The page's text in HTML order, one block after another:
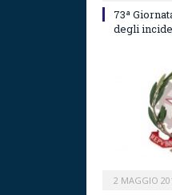
73ª
degli
2 MAGGIO